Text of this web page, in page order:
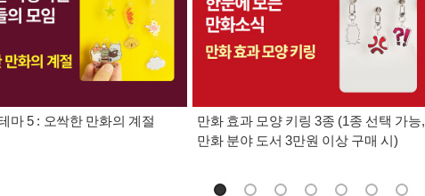
마 5 : 오싹한 만화의 계절
만화 효과 모양 키링 3종 (1종 선택 가능,
만화 분야 도서 3만원 이상 구매 시)